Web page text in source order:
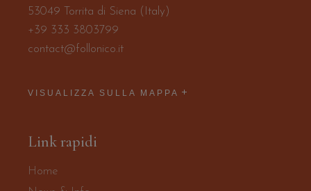
53049 Torrita di Siena (Italy)
+39 333 3803799
contact@follonico.it
VISUALIZZA SULLA MAPPA
Link rapidi
Home